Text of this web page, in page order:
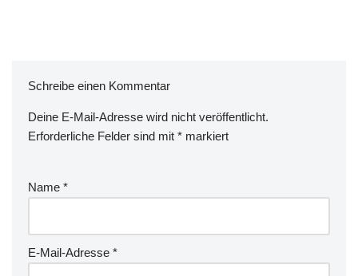
Schreibe einen Kommentar
Deine E-Mail-Adresse wird nicht veröffentlicht.
Erforderliche Felder sind mit * markiert
Name *
E-Mail-Adresse *